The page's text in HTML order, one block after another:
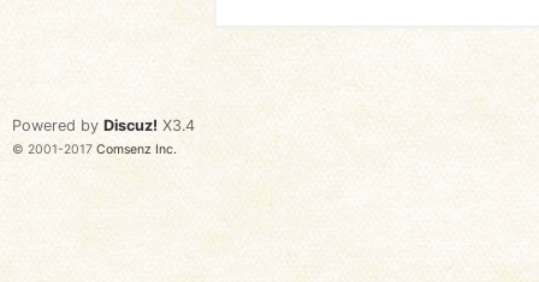
Powered by Discuz! X3.4
© 2001-2017 Comsenz Inc.